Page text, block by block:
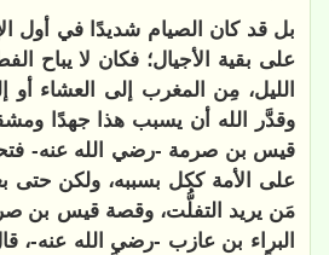
بل قد كان الصيام شديدًا في أول
على بقية الأجيال؛ فكان لا يباح
الليل، مِن المغرب إلى العشاء أو
وقدَّر الله أن يسبب هذا جهدًا
قيس بن صرمة -رضي الله عنه-
على الأمة ككل بسببه، ولكن حتى
مَن يريد التفلُّت، وقصة قيس بن
البراء بن عازب -رضي الله عنه-